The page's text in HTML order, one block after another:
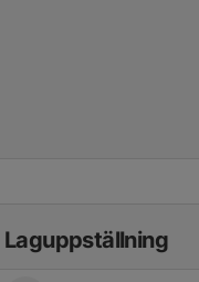
Laguppställning